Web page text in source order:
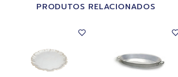
PRODUTOS RELACIONADOS